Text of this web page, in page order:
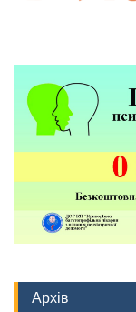
Архів